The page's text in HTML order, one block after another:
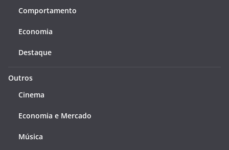
Comportamento
Economia
Destaque
Outros
Cinema
Economia e Mercado
Música